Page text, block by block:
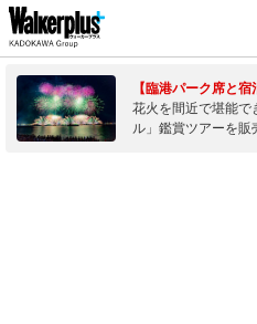
【臨港パーク席と宿
花火を間近で堪能で
ル」鑑賞ツアーを販